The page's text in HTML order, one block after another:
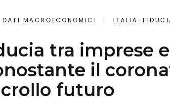
DATI MACROECONOMICI ITALIA: FIDUCIA TRA IMPRESE
tra imprese
il
futuro